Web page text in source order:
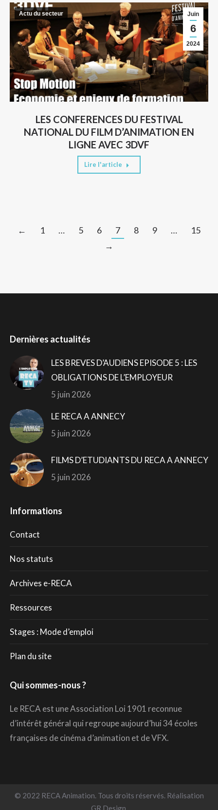
LES CONFERENCES DU FESTIVAL
NATIONAL DU FILM D’ANIMATION EN
LIGNE AVEC 3DVF
Juin
6
2024
Actu du secteur
Lire l'article
← 1 … 5 6 7 8 9 …
15
→
Dernières actualités
LES BREVES D’AUDIENS EPISODE 5 : LES
OBLIGATIONS DE L’EMPLOYEUR
5 juin 2026
LE RECA A ANNECY
5 juin 2026
FILMS D’ETUDIANTS DU RECA A ANNECY
5 juin 2026
Informations
Contact
Nos statuts
Archives e-RECA
Ressources
Stages : Mode d’emploi
Plan du site
Qui sommes-nous ?
Le RECA est une Association Loi 1901 reconnue
d’intérêt général qui regroupe aujourd’hui 34 écoles
françaises de cinéma d’animation et de VFX.
© 2022 RECA Animation. Tous droits réservés. Réalisation
GR Design.